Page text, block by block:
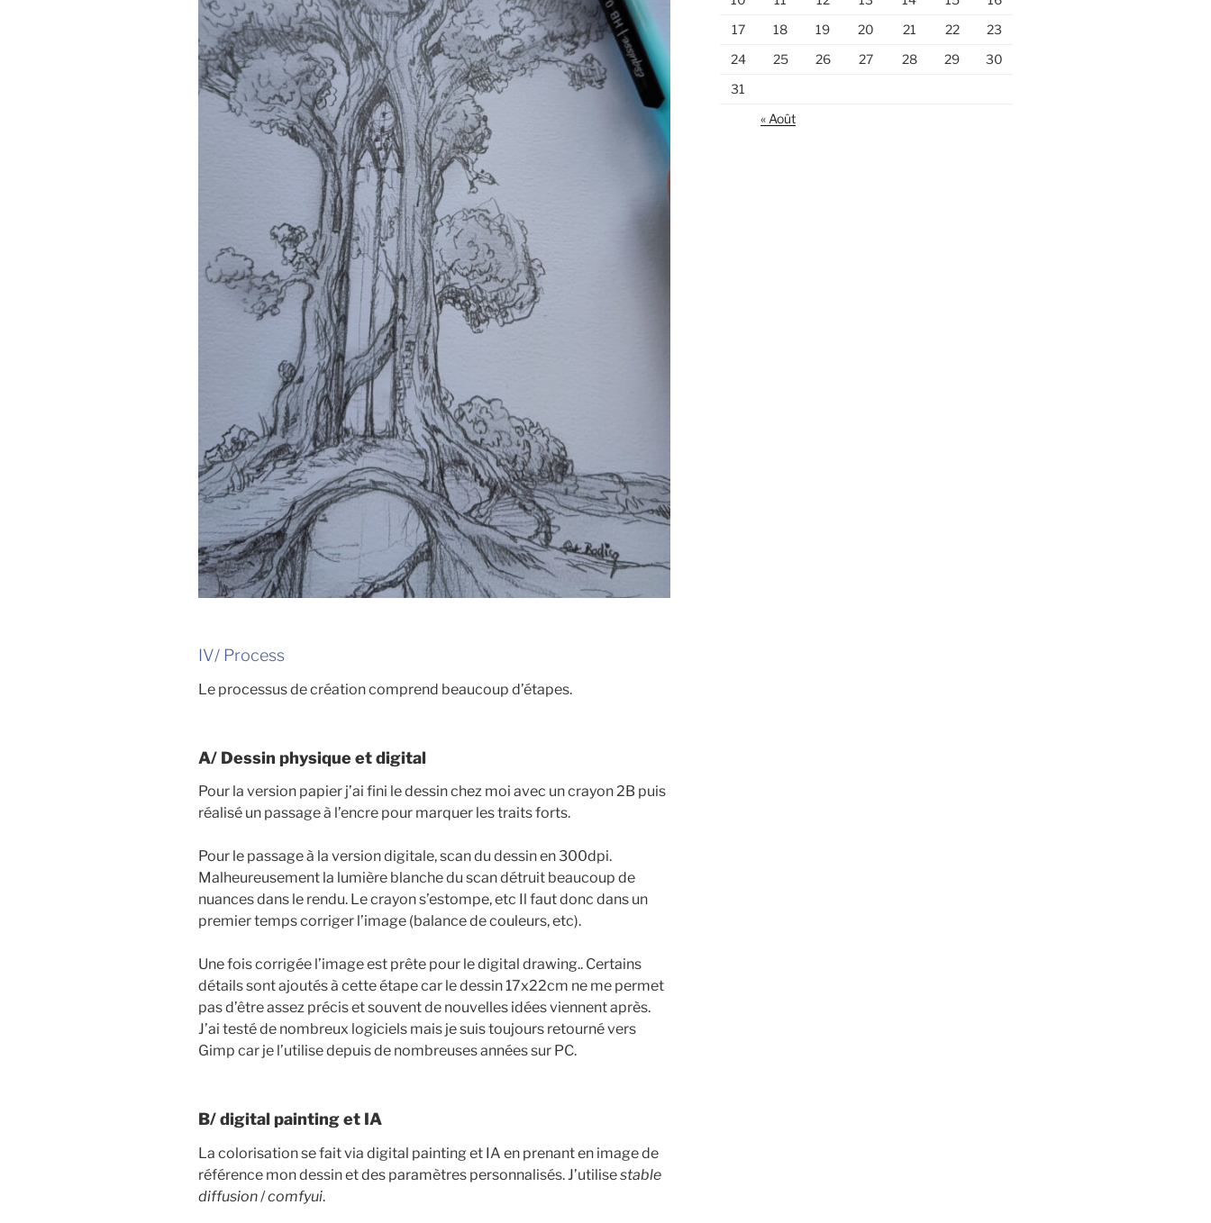
IV/ Process
Le processus de création comprend beaucoup d’étapes.
A/ Dessin physique et digital
Pour la version papier j’ai fini le dessin chez moi avec un crayon 2B puis
réalisé un passage à l’encre pour marquer les traits forts.
Pour le passage à la version digitale, scan du dessin en 300dpi.
Malheureusement la lumière blanche du scan détruit beaucoup de
nuances dans le rendu. Le crayon s’estompe, etc Il faut donc dans un
premier temps corriger l’image (balance de couleurs, etc).
Une fois corrigée l’image est prête pour le digital drawing.. Certains
détails sont ajoutés à cette étape car le dessin 17x22cm ne me permet
pas d’être assez précis et souvent de nouvelles idées viennent après.
J’ai testé de nombreux logiciels mais je suis toujours retourné vers
Gimp car je l’utilise depuis de nombreuses années sur PC.
B/ digital painting et IA
La colorisation se fait via digital painting et IA en prenant en image de
référence mon dessin et des paramètres personnalisés. J’utilisestable
diffusion/comfyui.
17
18 19 20 21 22
23
24
25 26 27 28 29
30
31
« Août